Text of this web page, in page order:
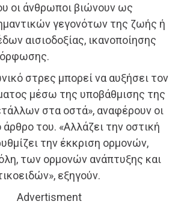
οι άνθρωποι βιώνουν ως
γεγονότων της ζωής ή
αισιοδοξίας, ικανοποίησης
στρες μπορεί να αυξήσει τον
μέσω της υποβάθμισης της
στα οστά», αναφέρουν οι
του. «Αλλάζει την οστική
την έκκριση ορμονών,
των ορμονών ανάπτυξης και
εξηγούν.
Advertisment